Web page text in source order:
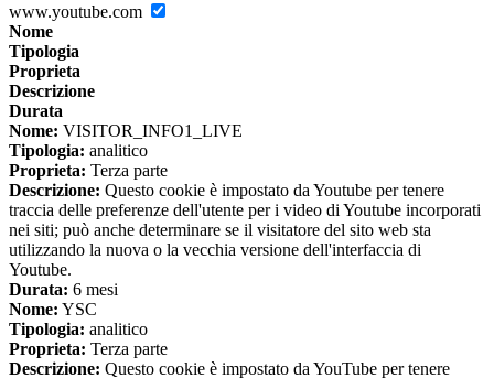
www.youtube.com
Nome
Tipologia
Proprieta
Descrizione
Durata
Nome: VISITOR_INFO1_LIVE
Tipologia: analitico
Proprieta: Terza parte
Descrizione: Questo cookie è impostato da Youtube per tenere
traccia delle preferenze dell'utente per i video di Youtube incorporati
nei siti; può anche determinare se il visitatore del sito web sta
utilizzando la nuova o la vecchia versione dell'interfaccia di
Youtube.
Durata: 6 mesi
Nome: YSC
Tipologia: analitico
Proprieta: Terza parte
Descrizione: Questo cookie è impostato da YouTube per tenere